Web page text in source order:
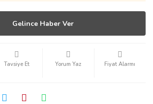
Gelince Haber Ver
Tavsiye Et Yorum Yaz Fiyat Alarmı